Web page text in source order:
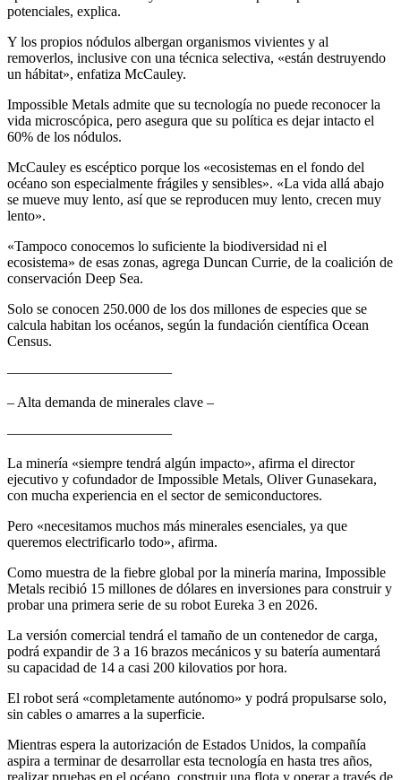
potenciales, explica.
Y los propios nódulos albergan organismos vivientes y al
removerlos, inclusive con una técnica selectiva, «están destruyendo
un hábitat», enfatiza McCauley.
Impossible Metals admite que su tecnología no puede reconocer la
vida microscópica, pero asegura que su política es dejar intacto el
60% de los nódulos.
McCauley es escéptico porque los «ecosistemas en el fondo del
océano son especialmente frágiles y sensibles». «La vida allá abajo
se mueve muy lento, así que se reproducen muy lento, crecen muy
lento».
«Tampoco conocemos lo suficiente la biodiversidad ni el
ecosistema» de esas zonas, agrega Duncan Currie, de la coalición de
conservación Deep Sea.
Solo se conocen 250.000 de los dos millones de especies que se
calcula habitan los océanos, según la fundación científica Ocean
Census.
———————————–
– Alta demanda de minerales clave –
———————————–
La minería «siempre tendrá algún impacto», afirma el director
ejecutivo y cofundador de Impossible Metals, Oliver Gunasekara,
con mucha experiencia en el sector de semiconductores.
Pero «necesitamos muchos más minerales esenciales, ya que
queremos electrificarlo todo», afirma.
Como muestra de la fiebre global por la minería marina, Impossible
Metals recibió 15 millones de dólares en inversiones para construir y
probar una primera serie de su robot Eureka 3 en 2026.
La versión comercial tendrá el tamaño de un contenedor de carga,
podrá expandir de 3 a 16 brazos mecánicos y su batería aumentará
su capacidad de 14 a casi 200 kilovatios por hora.
El robot será «completamente autónomo» y podrá propulsarse solo,
sin cables o amarres a la superficie.
Mientras espera la autorización de Estados Unidos, la compañía
aspira a terminar de desarrollar esta tecnología en hasta tres años,
realizar pruebas en el océano, construir una flota y operar a través de